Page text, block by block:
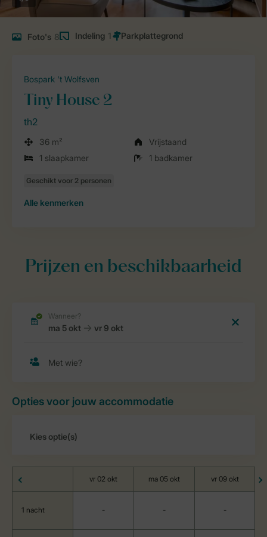
Foto's 8 Indeling 1
Bospark 't Wolfsven
Tiny House 2
th2
36 m²
Vrijstaand
1 slaapkamer
1 badkamer
Alle kenmerken
Prijzen en beschikbaarheid
Opties voor jouw accommodatie
vr 02 okt ma 05 okt vr 09 okt
1 nacht - - -